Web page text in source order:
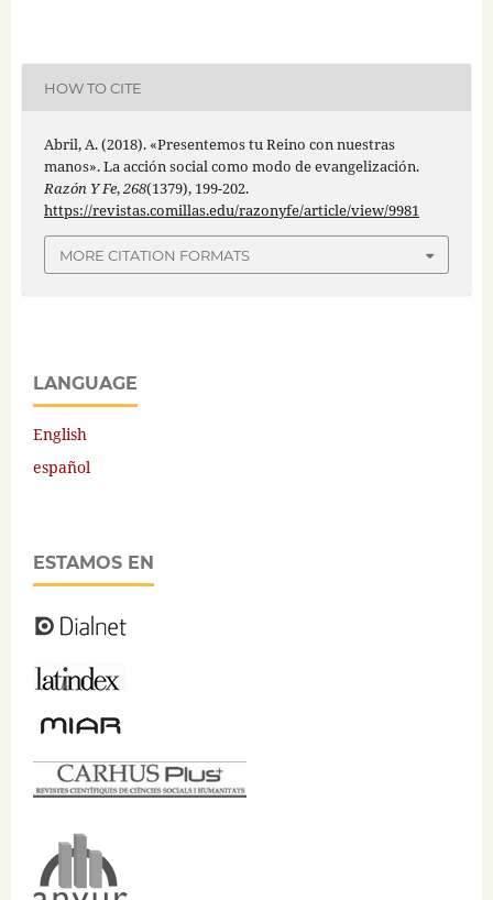
HOW TO CITE
Abril, A. (2018). «Presentemos tu Reino con nuestras
manos». La acción social como modo de evangelización.
Razón Y Fe,268(1379), 199-202.
https://revistas.comillas.edu/razonyfe/article/view/9981
MORE CITATION FORMATS
LANGUAGE
English
español
ESTAMOS EN